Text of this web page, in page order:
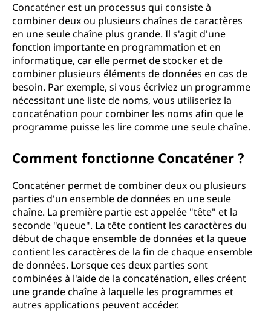
Concaténer est un processus qui consiste à
combiner deux ou plusieurs chaînes de caractères
en une seule chaîne plus grande. Il s'agit d'une
fonction importante en programmation et en
informatique, car elle permet de stocker et de
combiner plusieurs éléments de données en cas de
besoin. Par exemple, si vous écriviez un programme
nécessitant une liste de noms, vous utiliseriez la
concaténation pour combiner les noms afin que le
programme puisse les lire comme une seule chaîne.
Comment fonctionne Concaténer ?
Concaténer permet de combiner deux ou plusieurs
parties d'un ensemble de données en une seule
chaîne. La première partie est appelée "tête" et la
seconde "queue". La tête contient les caractères du
début de chaque ensemble de données et la queue
contient les caractères de la fin de chaque ensemble
de données. Lorsque ces deux parties sont
combinées à l'aide de la concaténation, elles créent
une grande chaîne à laquelle les programmes et
autres applications peuvent accéder.